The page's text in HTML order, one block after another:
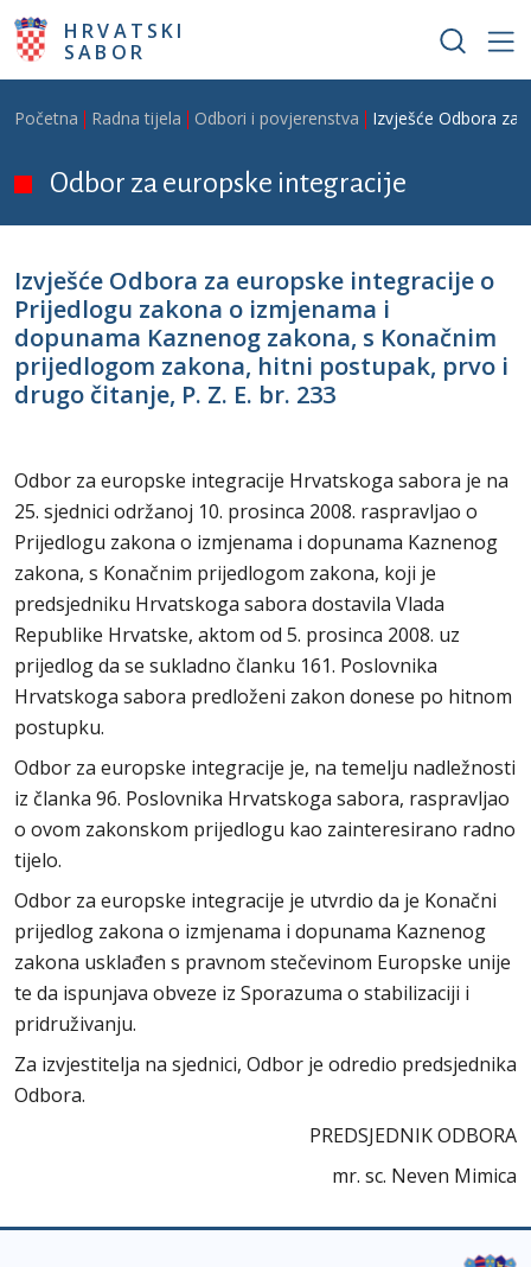
Skoči na glavni sadržaj
HRVATSKI
SABOR
Breadcrumb
Početna Radna tijela Odbori i povjerenstva Izvješće Odbora za
Odbor za europske integracije
Izvješće Odbora za europske integracije o
Prijedlogu zakona o izmjenama i
dopunama Kaznenog zakona, s Konačnim
prijedlogom zakona, hitni postupak, prvo i
drugo čitanje, P. Z. E. br. 233
Odbor za europske integracije Hrvatskoga sabora je na
25. sjednici održanoj 10. prosinca 2008. raspravljao o
Prijedlogu zakona o izmjenama i dopunama Kaznenog
zakona, s Konačnim prijedlogom zakona, koji je
predsjedniku Hrvatskoga sabora dostavila Vlada
Republike Hrvatske, aktom od 5. prosinca 2008. uz
prijedlog da se sukladno članku 161. Poslovnika
Hrvatskoga sabora predloženi zakon donese po hitnom
postupku.
Odbor za europske integracije je, na temelju nadležnosti
iz članka 96. Poslovnika Hrvatskoga sabora, raspravljao
o ovom zakonskom prijedlogu kao zainteresirano radno
tijelo.
Odbor za europske integracije je utvrdio da je Konačni
prijedlog zakona o izmjenama i dopunama Kaznenog
zakona usklađen s pravnom stečevinom Europske unije
te da ispunjava obveze iz Sporazuma o stabilizaciji i
pridruživanju.
Za izvjestitelja na sjednici, Odbor je odredio predsjednika
Odbora.
PREDSJEDNIK ODBORA
mr. sc. Neven Mimica